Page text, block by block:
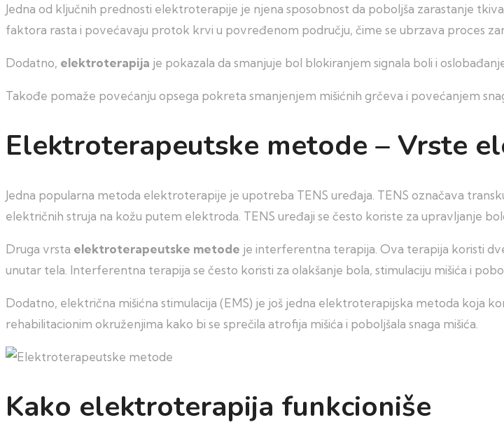
Jedna od ključnih prednosti elektroterapije je njena sposobnost da poboljša zarastanje
faktora rasta i povećavaju protok krvi u povređenom području, čime se ubrzava proces
Dodatno, elektroterapija je pokazala da smanjuje bol blokiranjem signala boli i
Takođe pomaže povećanju opsega pokreta smanjenjem mišićnih grčeva i povećanjem
Elektroterapeutske metode – Vrste
Jedna popularna metoda elektroterapije je upotreba TENS uređaja. TENS označava
električnih struja na kožu putem elektroda. TENS uređaji se često koriste za upravljanje
Druga vrsta elektroterapeutske metode je interferentna terapija. Ova terapija koristi
unutar tela. Interferentna terapija se često koristi za olakšanje bola, stimulaciju mišića i
Dodatno, električna mišićna stimulacija (EMS) je još jedna elektroterapijska metoda koja
rehabilitacionim okruženjima kako bi se sprečila atrofija mišića i poboljšala snaga mišića.
Kako elektroterapija funkcioniše